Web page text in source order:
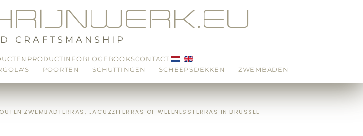
CRAFTSMANSHIP
PRODUCTINFOBLOGEBOOKSCONTACT
POORTEN SCHUTTINGEN SCHEEPSDEKKEN ZWEMBADEN
ZWEMBADTERRAS, JACUZZITERRAS OF WELLNESSTERRAS IN BRUSSEL